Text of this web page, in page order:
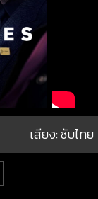
เสียง: ซับไทย